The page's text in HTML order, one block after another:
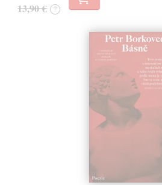
13,90 € ?